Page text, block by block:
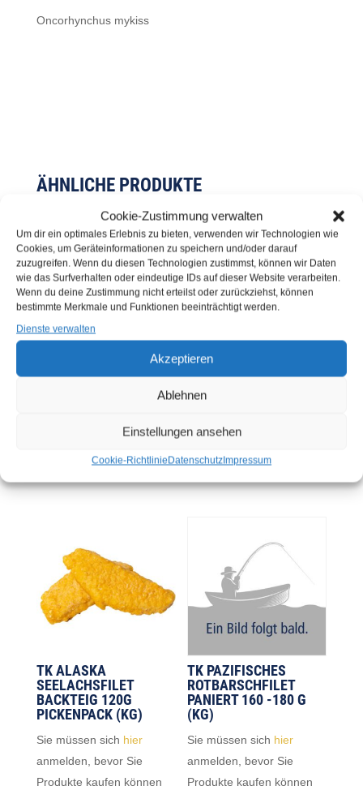
Cookie-Zustimmung verwalten
Um dir ein optimales Erlebnis zu bieten, verwenden wir Technologien wie
Cookies, um Geräteinformationen zu speichern und/oder darauf
zuzugreifen. Wenn du diesen Technologien zustimmst, können wir Daten
wie das Surfverhalten oder eindeutige IDs auf dieser Website verarbeiten.
Wenn du deine Zustimmung nicht erteilst oder zurückziehst, können
bestimmte Merkmale und Funktionen beeinträchtigt werden.
Dienste verwalten
Akzeptieren
Ablehnen
Einstellungen ansehen
Cookie-RichtlinieDatenschutzImpressum
Oncorhynchus mykiss
ÄHNLICHE PRODUKTE
SEELACHSFILET IN
hier
TK
FISCHBFRIKADELLEN
PANIERT 100G (STÜCK)
anmelden, bevor Sie
Produkte kaufen können
TK ALASKA
SEELACHSFILET
BACKTEIG 120G
PICKENPACK (KG)
Sie müssen sich hier
anmelden, bevor Sie
Produkte kaufen können
TK PAZIFISCHES
ROTBARSCHFILET
PANIERT 160 -180 G
(KG)
Sie müssen sich hier
anmelden, bevor Sie
Produkte kaufen können